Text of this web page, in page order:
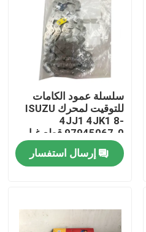
سلسلة عمود الكامات
للتوقيت لمحرك ISUZU
4JJ1 4JK1 8-
97945067-0 قطع غيار
محرك ISUZU
إرسال استفسار